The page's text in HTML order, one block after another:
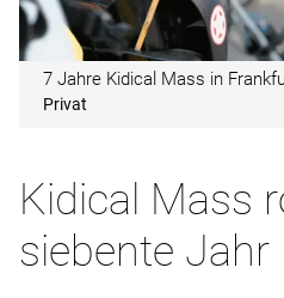
7 Jahre Kidical Mass in
Privat
Kidical Mass
siebente Jahr